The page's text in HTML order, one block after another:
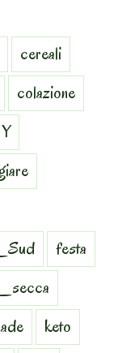
cereali
colazione
festa
keto